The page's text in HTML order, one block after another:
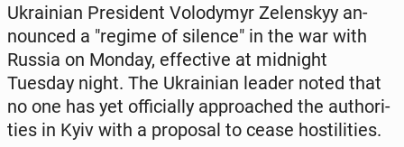
Ukrain­ian Pres­i­dent Volodymyr Ze­len­skyy an­
nounced a "regime of silence" in the war with
Russia on Monday, ef­fec­tive at mid­night
Tuesday night. The Ukrain­ian leader noted that
no one has yet of­fi­cial­ly ap­proached the au­thor­i­
ties in Kyiv with a pro­pos­al to cease hos­til­i­ties.